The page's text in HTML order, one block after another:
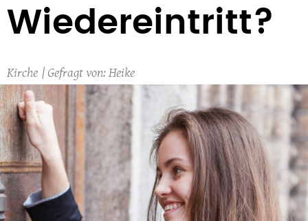
Wiedereintritt?
Kirche Heike